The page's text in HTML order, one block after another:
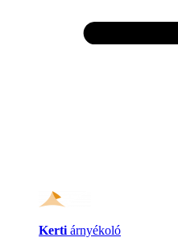
Kerti árnyékoló